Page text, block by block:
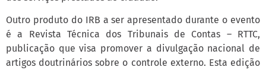
Outro produto do IRB a ser apresentado durante o evento
é a Revista Técnica dos Tribunais de Contas – RTTC,
publicação que visa promover a divulgação nacional de
artigos doutrinários sobre o controle externo. Esta edição